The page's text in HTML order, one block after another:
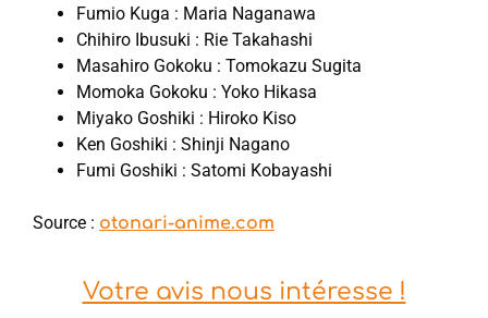
Fumio Kuga : Maria Naganawa
Chihiro Ibusuki : Rie Takahashi
Masahiro Gokoku : Tomokazu Sugita
Momoka Gokoku : Yoko Hikasa
Miyako Goshiki : Hiroko Kiso
Ken Goshiki : Shinji Nagano
Fumi Goshiki : Satomi Kobayashi
Source : otonari-anime.com
Votre avis nous intéresse !